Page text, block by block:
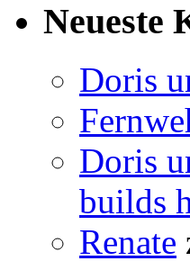
Neueste
Doris
Doris
builds
Renate